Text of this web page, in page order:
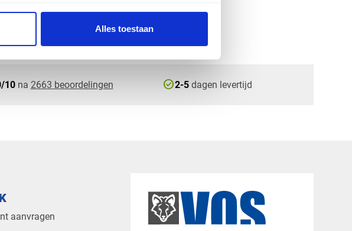
Alles toestaan
10na 2663 beoordelingen check_circle2-5 dagen levertijd
aanvragen